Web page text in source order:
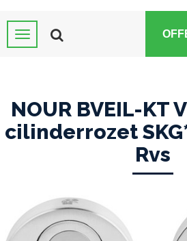
NOUR BVEIL-KT
cilinderrozet
Rvs